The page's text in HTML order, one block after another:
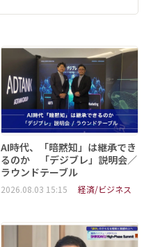
AI時代、「暗黙知」は継承でき
るのか 「デジブレ」説明会／
ラウンドテーブル
2026.08.03 15:15 経済/ビジネス